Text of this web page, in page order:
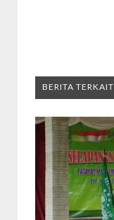
BERITA TERKAIT